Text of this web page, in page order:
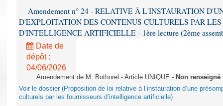
Amendement n° 24 - RELATIVE À L'INSTAURATION
D'EXPLOITATION DES CONTENUS CULTURELS PAR LES
D'INTELLIGENCE ARTIFICIELLE - 1ère lecture (2ème
Date de
dépôt :
04/06/2026
Amendement de M. Bothorel - Article UNIQUE - Non renseigné
Voir le dossier (Proposition de loi relative à l’instauration d’une
culturels par les fournisseurs d’intelligence artificielle)